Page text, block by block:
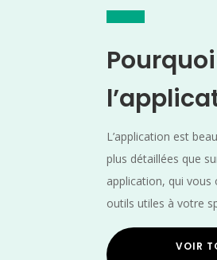
L’application est
plus détaillées que
application, qui
outils utiles à votre
VOIR